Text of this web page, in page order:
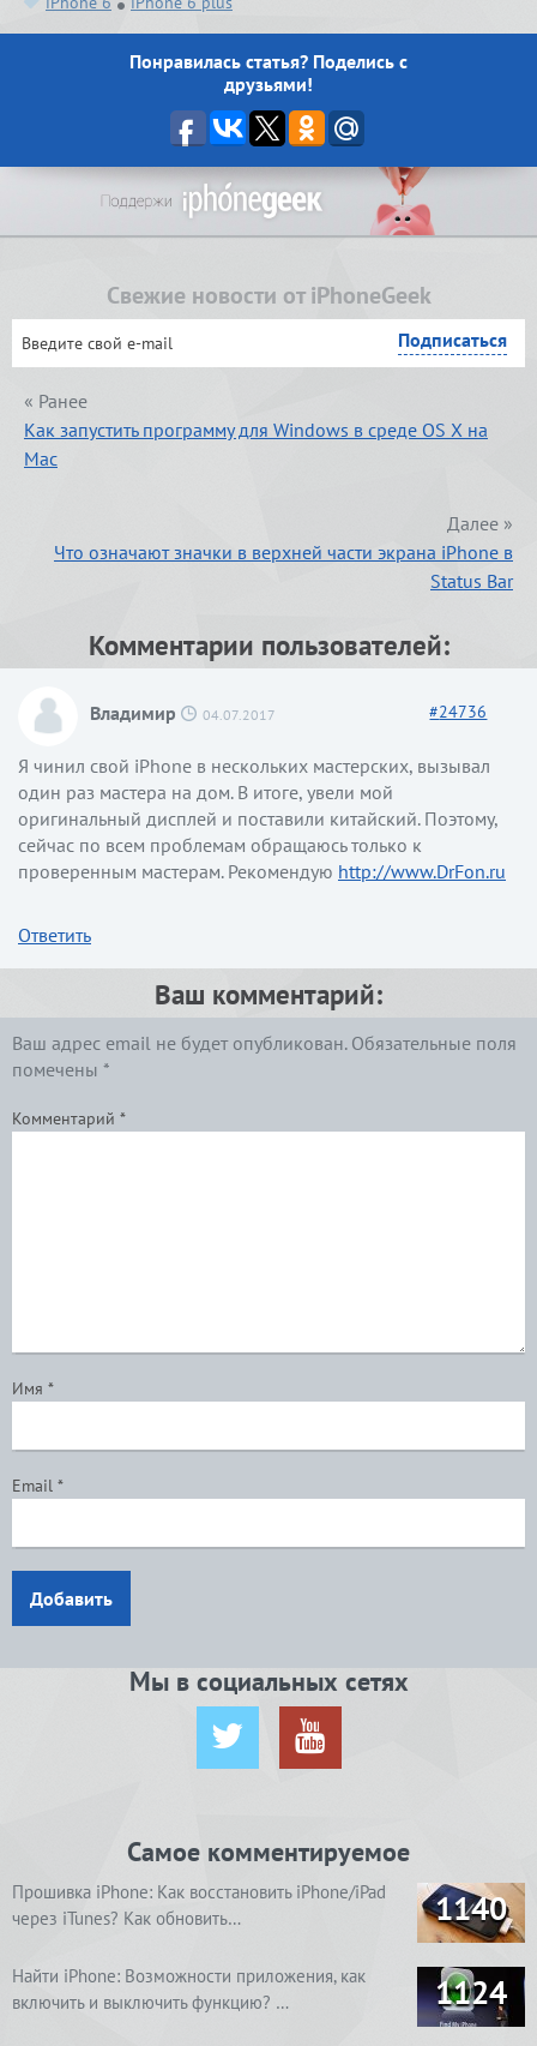
Понравилась статья? Поделись с
друзьями!
Свежие новости от iPhoneGeek
« Ранее
Как запустить программу для Windows в среде OS X на
Mac
Далее »
Что означают значки в верхней части экрана iPhone в
Status Bar
Комментарии пользователей:
Владимир 04.07.2017 #24736
Я чинил свой iPhone в нескольких мастерских, вызывал
один раз мастера на дом. В итоге, увели мой
оригинальный дисплей и поставили китайский. Поэтому,
сейчас по всем проблемам обращаюсь только к
проверенным мастерам. Рекомендую http://www.DrFon.ru
Ответить
Ваш комментарий:
Ваш адрес email не будет опубликован. Обязательные поля
помечены *
Комментарий *
Имя *
Email *
Добавить
Мы в социальных сетях
Самое комментируемое
Прошивка iPhone: Как восстановить iPhone/iPad
через iTunes? Как обновить…
1140
Найти iPhone: Возможности приложения, как
включить и выключить функцию? …
1124